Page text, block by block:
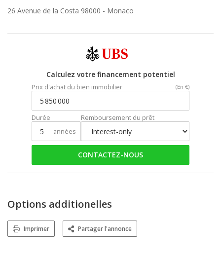
26 Avenue de la Costa 98000 - Monaco
Calculez votre financement potentiel
Prix d'achat du bien immobilier (En €)
Durée
années
Remboursement du prêt
CONTACTEZ-NOUS
Options additionelles
Imprimer Partager l'annonce